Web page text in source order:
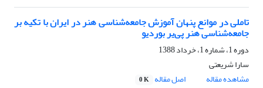
تاملی در موانع پنهان آموزش جامعه‌شناسی هنر در ایران با تکیه بر
جامعه‌شناسی هنر پی‌یر بوردیو
دوره 1، شماره 1، خرداد 1388
سارا شریعتی
مشاهده مقاله
اصل مقاله 0 K